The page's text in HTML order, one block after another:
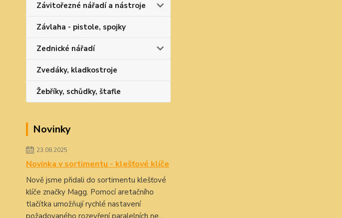
Závitořezné nářadí a nástroje
Závlaha - pistole, spojky
Zednické nářadí
Zvedáky, kladkostroje
Žebříky, schůdky, štafle
Novinky
23.08.2025
Novinka v sortimentu - klešťové klíče
Nově jsme přidali do sortimentu klešťové
klíče značky Magg. Pomocí aretačního
tlačítka umožňují rychlé nastavení
požadovaného rozevření paralelních ne...